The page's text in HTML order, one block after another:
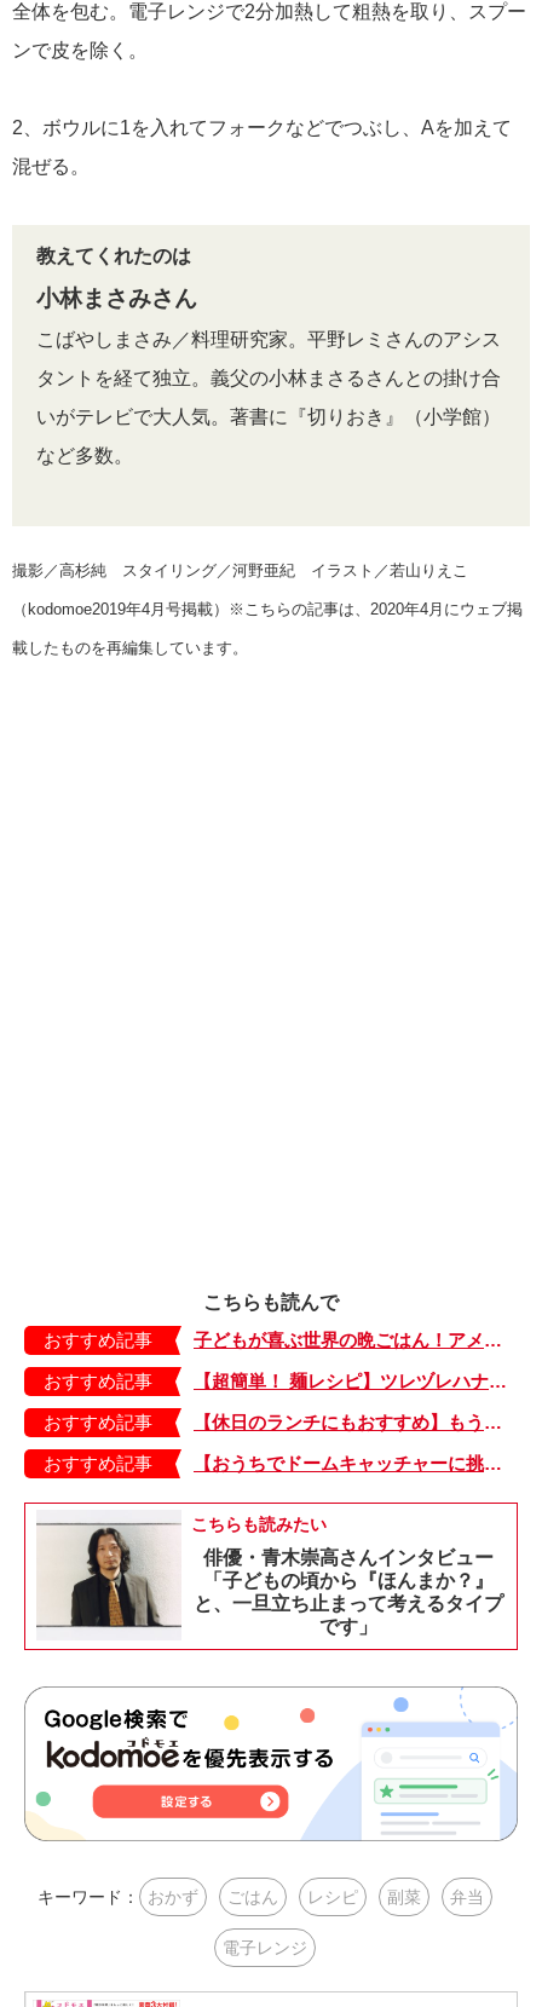
全体を包む。電子レンジで2分加熱して粗熱を取り、スプー
ンで皮を除く。
2、ボウルに1を入れてフォークなどでつぶし、Aを加えて
混ぜる。
教えてくれたのは
小林まさみさん
こばやしまさみ／料理研究家。平野レミさんのアシス
タントを経て独立。義父の小林まさるさんとの掛け合
いがテレビで大人気。著書に『切りおき』（小学館）
など多数。
撮影／高杉純 スタイリング／河野亜紀 イラスト／若山りえこ
（kodomoe2019年4月号掲載）※こちらの記事は、2020年4月にウェブ掲
載したものを再編集しています。
こちらも読んで
おすすめ記事
子どもが喜ぶ世界の晩ごはん！アメリカのフライドチキン＆フライドポテト
おすすめ記事
【超簡単！ 麺レシピ】ツレヅレハナコさんに聞く、パパッと作れる「オイルサーディンとミニトマトの冷製パスタ」
おすすめ記事
【休日のランチにもおすすめ】もう包丁を持つ気力もない…。そんなときは「とろとろ卵のせチャーハン」はいかが？
おすすめ記事
【おうちでドームキャッチャーに挑戦だ】アンパンマン わくわくドームキャッチャー
こちらも読みたい
俳優・青木崇高さんインタビュー
「子どもの頃から『ほんまか？』
と、一旦立ち止まって考えるタイプ
です」
キーワード： おかず ごはん レシピ 副菜 弁当
電子レンジ